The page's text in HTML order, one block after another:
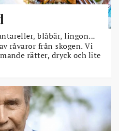
blåbär, lingon...
råvaror från skogen. Vi
rätter, dryck och lite